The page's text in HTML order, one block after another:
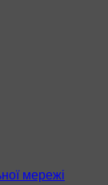
мережі